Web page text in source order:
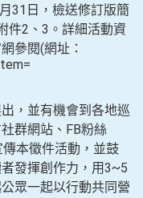
31日，檢送修訂版簡
件2、3。詳細活動資
參閱(網址：
，並有機會到各地巡
群網站、FB粉絲
本徵件活動，並鼓
發揮創作力，用3~5
眾一起以行動共同營